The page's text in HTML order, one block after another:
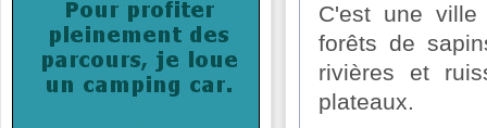
C'est une ville
forêts de
rivières et
plateaux.